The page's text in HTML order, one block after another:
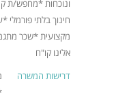
ונוכחות *מחפש/ת
חינוך בלתי פורמלי
מקצועית *שכר
אלינו קו"ח
דרישות המשרה